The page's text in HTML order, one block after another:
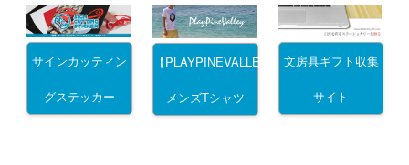
サインカッティン
グステッカー
【PLAYPINEVALLEY】
メンズTシャツ
文房具ギフト収集
サイト